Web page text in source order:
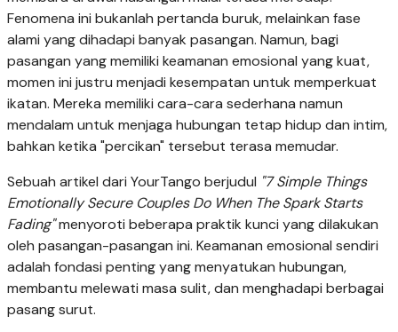
Fenomena ini bukanlah pertanda buruk, melainkan fase
alami yang dihadapi banyak pasangan. Namun, bagi
pasangan yang memiliki keamanan emosional yang kuat,
momen ini justru menjadi kesempatan untuk memperkuat
ikatan. Mereka memiliki cara-cara sederhana namun
mendalam untuk menjaga hubungan tetap hidup dan intim,
bahkan ketika "percikan" tersebut terasa memudar.
Sebuah artikel dari YourTango berjudul "7 Simple Things
Emotionally Secure Couples Do When The Spark Starts
Fading"menyoroti beberapa praktik kunci yang dilakukan
oleh pasangan-pasangan ini. Keamanan emosional sendiri
adalah fondasi penting yang menyatukan hubungan,
membantu melewati masa sulit, dan menghadapi berbagai
pasang surut.